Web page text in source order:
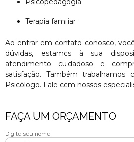
Psicopedagogia
Terapia familiar
Ao entrar em contato conosco,
dúvidas, estamos à sua
atendimento cuidadoso e
satisfação. Também trabalhamos
Psicólogo. Fale com nossos
FAÇA UM ORÇAMENTO
Digite seu nome